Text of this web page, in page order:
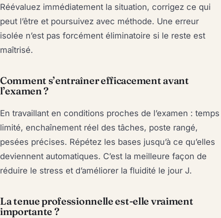
Réévaluez immédiatement la situation, corrigez ce qui
peut l’être et poursuivez avec méthode. Une erreur
isolée n’est pas forcément éliminatoire si le reste est
maîtrisé.
Comment s’entraîner efficacement avant
l’examen ?
En travaillant en conditions proches de l’examen : temps
limité, enchaînement réel des tâches, poste rangé,
pesées précises. Répétez les bases jusqu’à ce qu’elles
deviennent automatiques. C’est la meilleure façon de
réduire le stress et d’améliorer la fluidité le jour J.
La tenue professionnelle est-elle vraiment
importante ?